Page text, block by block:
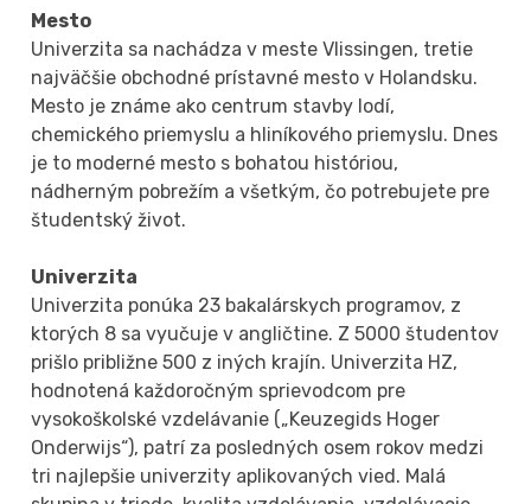
Mesto
Univerzita sa nachádza v meste Vlissingen, tretie
najväčšie obchodné prístavné mesto v Holandsku.
Mesto je známe ako centrum stavby lodí,
chemického priemyslu a hliníkového priemyslu. Dnes
je to moderné mesto s bohatou históriou,
nádherným pobrežím a všetkým, čo potrebujete pre
študentský život.
Univerzita
Univerzita ponúka 23 bakalárskych programov, z
ktorých 8 sa vyučuje v angličtine. Z 5000 študentov
prišlo približne 500 z iných krajín. Univerzita HZ,
hodnotená každoročným sprievodcom pre
vysokoškolské vzdelávanie („Keuzegids Hoger
Onderwijs“), patrí za posledných osem rokov medzi
tri najlepšie univerzity aplikovaných vied. Malá